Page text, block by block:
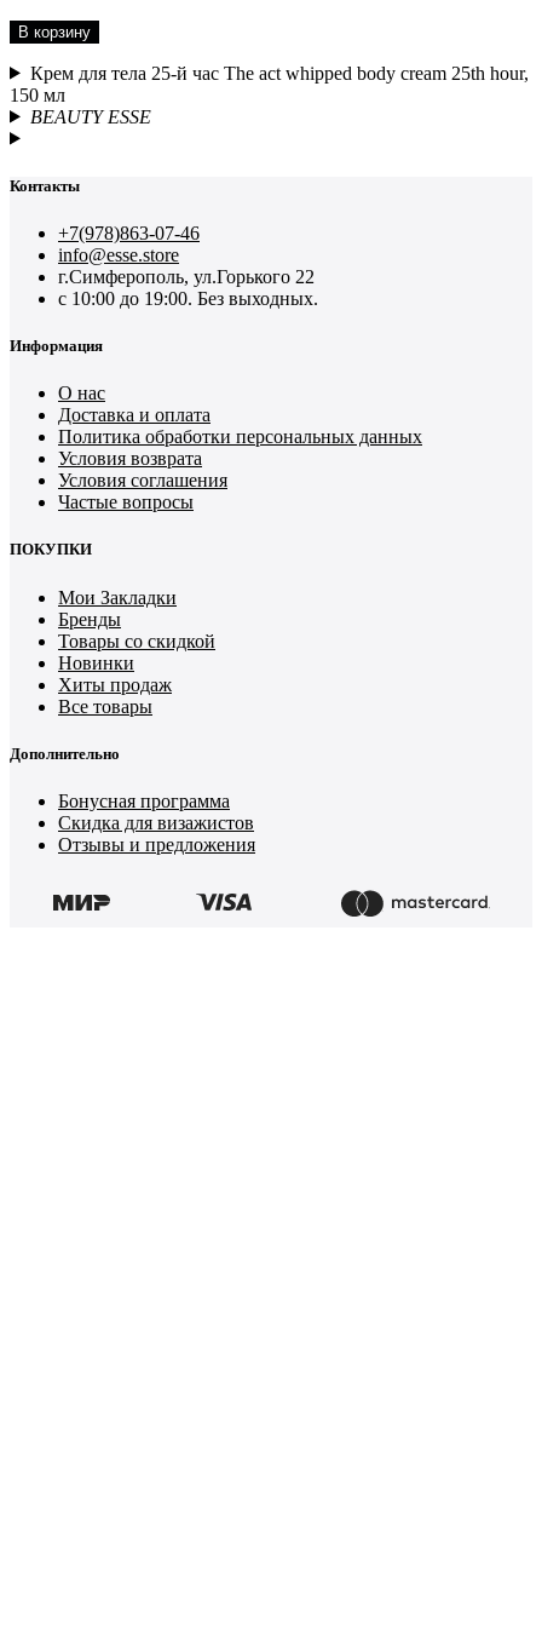
В корзину
Крем для тела 25-й час The act whipped body cream 25th hour,
150 мл
BEAUTY ESSE
Контакты
+7(978)863-07-46
info@esse.store
г.Симферополь, ул.Горького 22
с 10:00 до 19:00. Без выходных.
Информация
О нас
Доставка и оплата
Политика обработки персональных данных
Условия возврата
Условия соглашения
Частые вопросы
ПОКУПКИ
Мои Закладки
Бренды
Товары со скидкой
Новинки
Хиты продаж
Все товары
Дополнительно
Бонусная программа
Скидка для визажистов
Отзывы и предложения